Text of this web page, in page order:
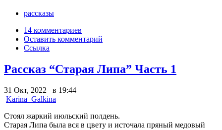
рассказы
14 комментариев
Оставить комментарий
Ссылка
Рассказ “Старая Липа” Часть 1
31 Окт, 2022 в 19:44
Karina_Galkina
Стоял жаркий июльский полдень.
Старая Липа была вся в цвету и источала пряный медовый